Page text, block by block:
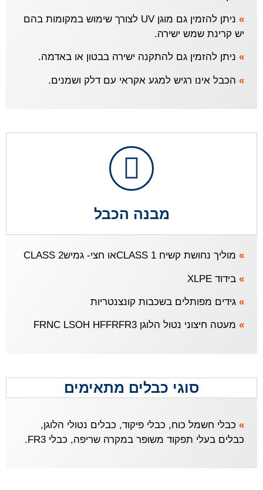
»
ניתן להזמין גם מוגן UV לצורך שימוש במקומות בהם
יש קרינת שמש ישירה.
» ניתן להזמין גם להתקנה ישירה בבטון או באדמה.
» הכבל אינו רגיש למגע אקראי עם דלק ושמנים.
מבנה הכבל
» מוליך נחושת קשיח CLASS 1או חצי- גמישCLASS 2
» בידוד XLPE
» גידים מפותלים בשכבות קונצנטריות
» מעטה חיצוני נטול הלוגן FRNC LSOH HFFRFR3
סוגי כבלים מתאימים
» כבלי חשמל כוח, כבלי פיקוד, כבלים נטולי הלוגן,
כבלים בעלי תפקוד משופר במקרה שריפה, כבלי FR3.